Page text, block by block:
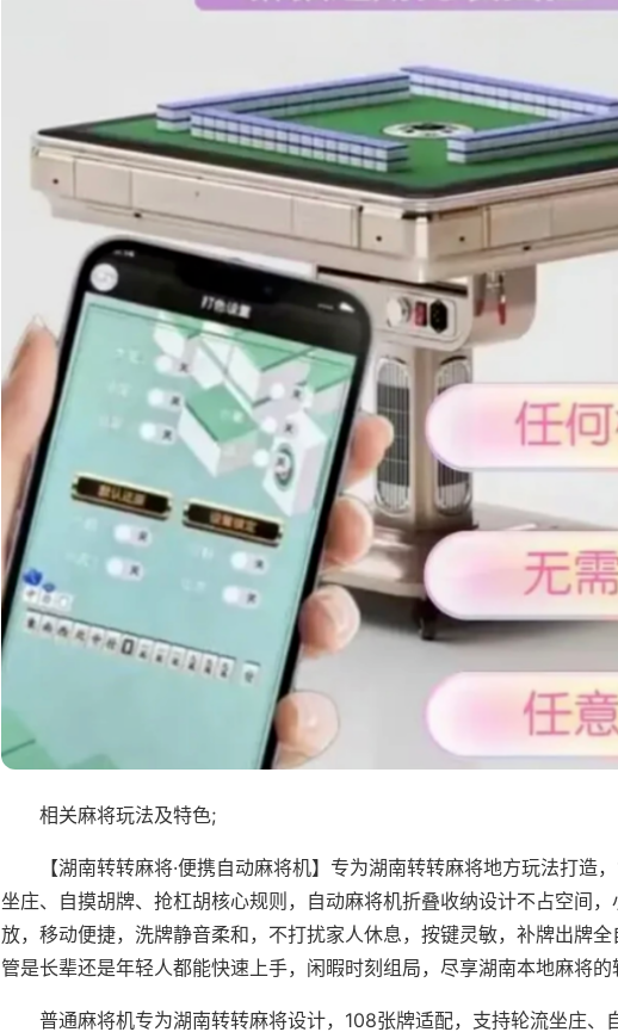
相关麻将玩法及特色;
【湖南转转麻将·便携自动麻将机】专为湖南转转麻将地方玩法打造
坐庄、自摸胡牌、抢杠胡核心规则，自动麻将机折叠收纳设计不占空间
放，移动便捷，洗牌静音柔和，不打扰家人休息，按键灵敏，补牌出牌
管是长辈还是年轻人都能快速上手，闲暇时刻组局，尽享湖南本地麻将的
普通麻将机专为湖南转转麻将设计，108张牌适配，支持轮流坐庄、